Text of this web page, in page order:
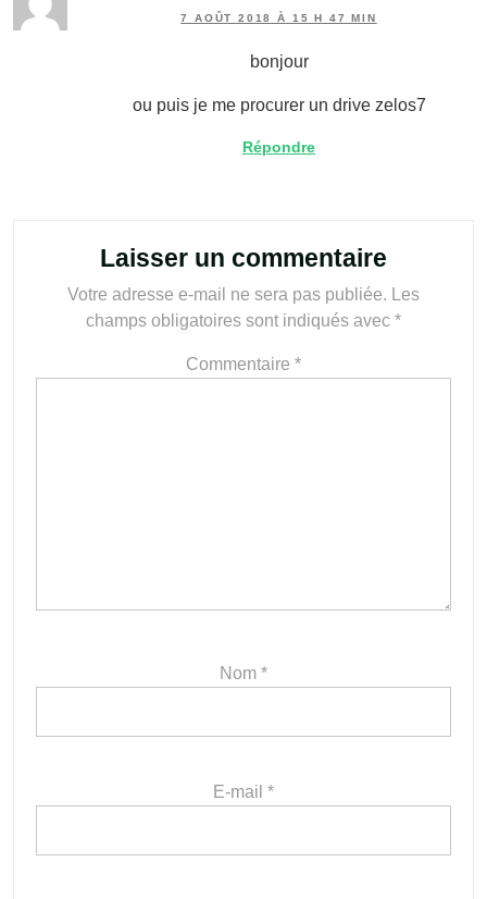
7 AOÛT 2018 À 15 H 47 MIN
bonjour
ou puis je me procurer un drive zelos7
Répondre
Laisser un commentaire
Votre adresse e-mail ne sera pas publiée.
Les
champs obligatoires sont indiqués avec *
Commentaire *
Nom *
E-mail *